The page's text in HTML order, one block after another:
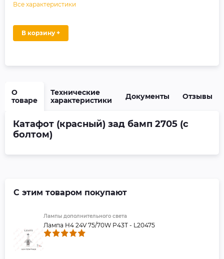
Все характеристики
В корзину +
О
товаре
Технические
характеристики
Документы Отзывы
Катафот (красный) зад бамп 2705 (с
болтом)
С этим товаром покупают
Лампы дополнительного света
Лампа H4 24V 75/70W P43T - L20475